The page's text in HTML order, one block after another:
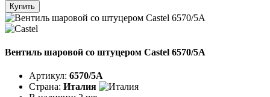
Купить
Вентиль шаровой со штуцером Castel 6570/5A
Артикул: 6570/5A
Страна: Италия